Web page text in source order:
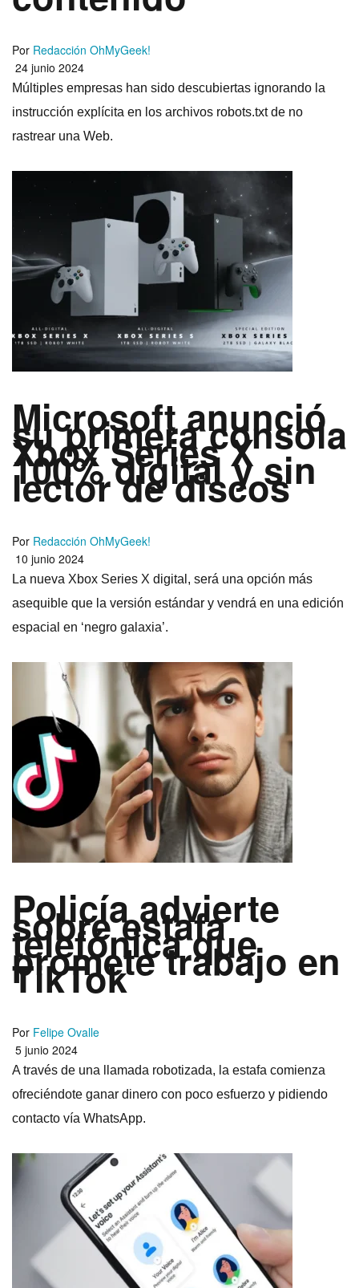
Por Redacción OhMyGeek!
24 junio 2024
Múltiples empresas han sido descubiertas ignorando la
instrucción explícita en los archivos robots.txt de no
rastrear una Web.
Microsoft anunció
su primera consola
Xbox Series X
100% digital y sin
lector de discos
Por Redacción OhMyGeek!
10 junio 2024
La nueva Xbox Series X digital, será una opción más
asequible que la versión estándar y vendrá en una edición
espacial en ‘negro galaxia’.
Policía advierte
sobre estafa
telefónica que
promete trabajo en
TikTok
Por Felipe Ovalle
5 junio 2024
A través de una llamada robotizada, la estafa comienza
ofreciéndote ganar dinero con poco esfuerzo y pidiendo
contacto vía WhatsApp.